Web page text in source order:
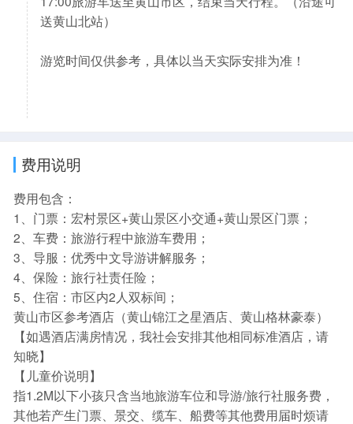
送黄山北站）
游览时间仅供参考，具体以当天实际安排为准！
费用说明
费用包含：
1、门票：宏村景区+黄山景区小交通+黄山景区门票；
2、车费：旅游行程中旅游车费用；
3、导服：优秀中文导游讲解服务；
4、保险：旅行社责任险；
5、住宿：市区内2人双标间；
黄山市区参考酒店（黄山锦江之星酒店、黄山格林豪泰）
【如遇酒店满房情况，我社会安排其他相同标准酒店，请
知晓】
【儿童价说明】
指1.2M以下小孩只含当地旅游车位和导游/旅行社服务费，
其他若产生门票、景交、缆车、船费等其他费用届时烦请